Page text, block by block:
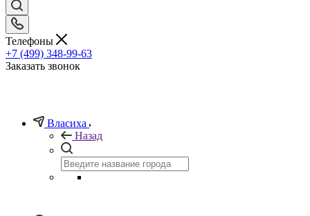
Телефоны
+7 (499) 348-99-63
Заказать звонок
Власиха
Назад